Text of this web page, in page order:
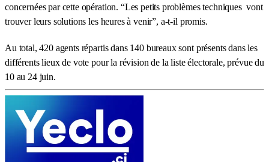
concernées par cette opération. “Les petits problèmes techniques vont
trouver leurs solutions les heures à venir”, a-t-il promis.
Au total, 420 agents répartis dans 140 bureaux sont présents dans les
différents lieux de vote pour la révision de la liste électorale, prévue du
10 au 24 juin.